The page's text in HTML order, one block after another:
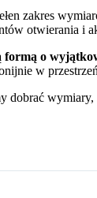
zakres
otwierania i
formą o
w
dobrać